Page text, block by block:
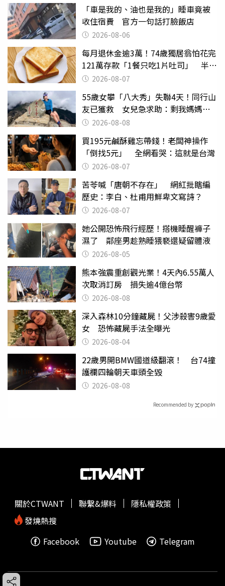
「車是我的、油也是我的」睡車竟被
收住宿費 官方一句話打臉飯店
2026-08-06
每月退休金逾3萬！74歲獨居翁怕花完
121萬存款「1餐只吃1片吐司」 半年
後暴瘦嚇壞女兒
2026-08-07
55歲女攀「八大秀」失聯4天！同行山
友已獲救 女兒急求助：剩我媽媽還
沒找到
2026-08-08
買195元鹹酥雞忘帶錢！老闆神操作
「倒找5元」 全網看哭：這就是台灣
2026-08-07
苦苓喊「唐朝不存在」 網紅批瞎編
歷史：李白、杜甫用鮮卑文寫詩？
2026-08-07
她公開恐怖飛行經歷！搭機睡醒褲子
濕了 鄰座男趁熟睡猥褻還疑留體液
2026-08-05
熊本強震重創觀光業！4天內6.55萬人
次取消訂房 損失逾4億台幣
2026-08-08
深入森林10分鐘藏屍！父涉殺害9歲愛
女 恐怖藏屍手法全曝光
2026-08-04
22歲男開BMW國道級翻滾！ 台74撞
護欄四輪朝天車頭全毀
2026-08-08
Recommended by
關於CTWANT 聯繫&爆料
隱私權政策
發燒熱搜
Facebook
Youtube Telegram